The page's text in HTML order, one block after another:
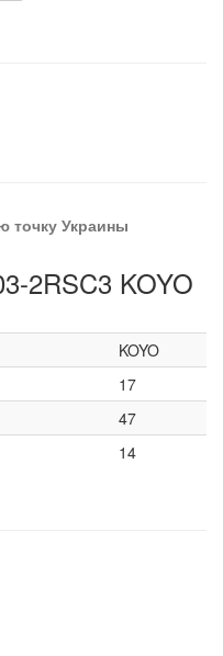
точку Украины
2RSC3 KOYO
KOYO
17
47
14